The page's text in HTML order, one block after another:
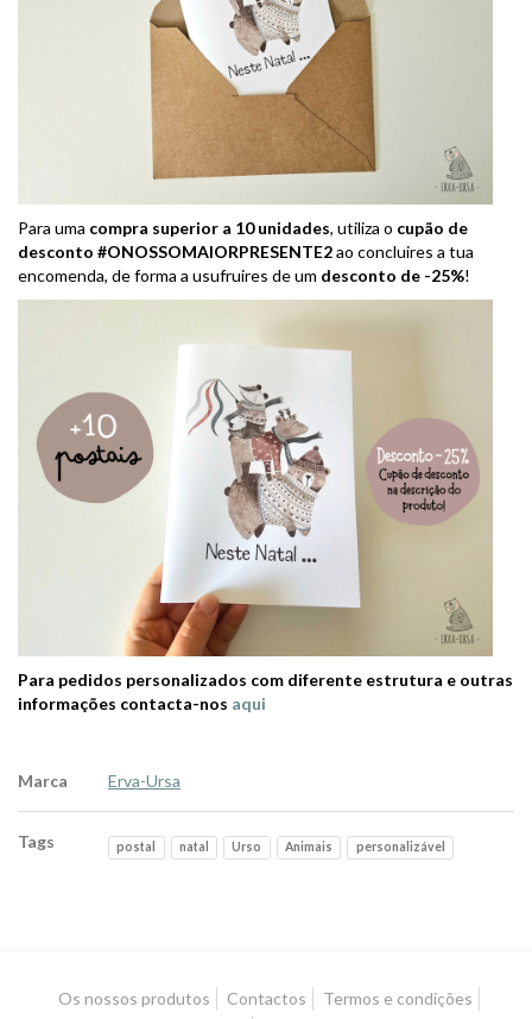
Para uma compra superior a 10 unidades, utiliza o cupão de
desconto #ONOSSOMAIORPRESENTE2ao concluires a tua
encomenda, de forma a usufruires de um desconto de -25%!
Para pedidos personalizados com diferente estrutura e outras
informações contacta-nos aqui
Marca Erva-Ursa
Tags postal natal Urso Animais personalizável
Os nossos produtos Contactos
Termos e condições